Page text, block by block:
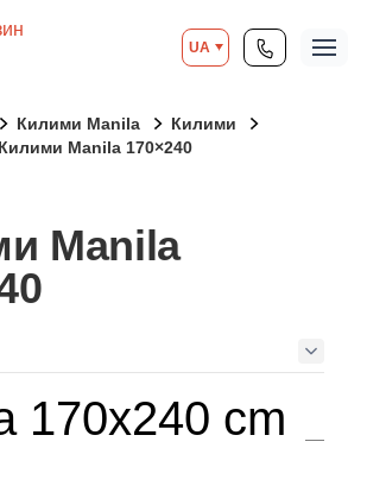
UA
Килими Manila
Килими
Килими Manila 170×240
Manila
170x240 cm